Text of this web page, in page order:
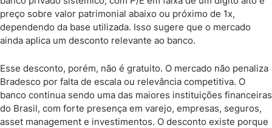
preço sobre valor patrimonial abaixo ou próximo de 1x,
dependendo da base utilizada. Isso sugere que o mercado
ainda aplica um desconto relevante ao banco.
Esse desconto, porém, não é gratuito. O mercado não penaliza
Bradesco por falta de escala ou relevância competitiva. O
banco continua sendo uma das maiores instituições financeiras
do Brasil, com forte presença em varejo, empresas, seguros,
asset management e investimentos. O desconto existe porque